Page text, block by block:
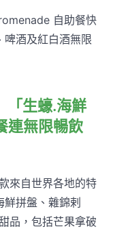
自助餐快
啤酒及紅白酒無限
「生蠔.海鮮
連無限暢飲
來自世界各地的特
鮮拼盤、雜錦剌
品，包括芒果拿破